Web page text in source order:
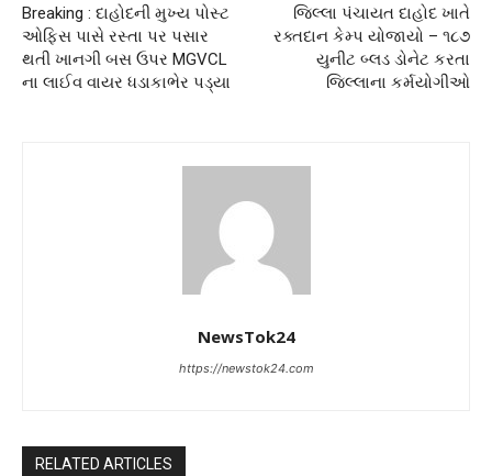
Breaking : દાહોદની મુખ્ય પોસ્ટ
ઓફિસ પાસે રસ્તા પર પસાર
થતી ખાનગી બસ ઉપર MGVCL
ના લાઈવ વાયર ધડાકાભેર પડ્યા
જિલ્લા પંચાયત દાહોદ ખાતે
રક્તદાન કેમ્પ યોજાયો – ૧૮૭
યુનીટ બ્લડ ડોનેટ કરતા
જિલ્લાના કર્મયોગીઓ
NewsTok24
https://newstok24.com
RELATED ARTICLES